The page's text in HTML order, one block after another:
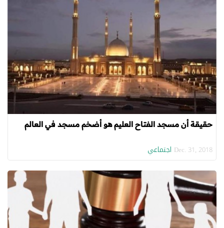
حقيقة أن مسجد الفتاح العليم هو أضخم مسجد في العالم
Dec. 31, 2018 اجتماعي